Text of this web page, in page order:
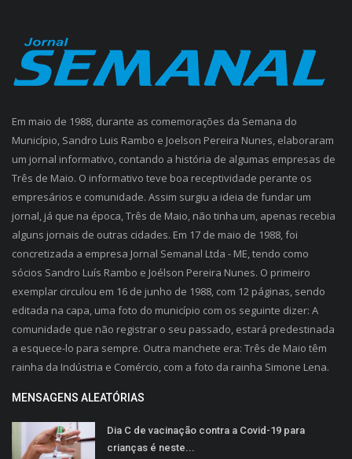
Em maio de 1988, durante as comemorações da Semana do
Município, Sandro Luis Rambo e Joelson Pereira Nunes, elaboraram
um jornal informativo, contando a história de algumas empresas de
Três de Maio. O informativo teve boa receptividade perante os
empresários e comunidade. Assim surgiu a ideia de fundar um
jornal, já que na época, Três de Maio, não tinha um, apenas recebia
alguns jornais de outras cidades. Em 17 de maio de 1988, foi
concretizada a empresa Jornal Semanal Ltda - ME, tendo como
sócios Sandro Luís Rambo e Joélson Pereira Nunes. O primeiro
exemplar circulou em 16 de junho de 1988, com 12 páginas, sendo
editada na capa, uma foto do município com os seguinte dizer: A
comunidade que não registrar o seu passado, estará predestinada
a esquece-lo para sempre. Outra manchete era: Três de Maio têm
rainha da Indústria e Comércio, com a foto da rainha Simone Lena.
MENSAGENS ALEATÓRIAS
Dia C de vacinação contra a Covid-19 para
crianças é neste...